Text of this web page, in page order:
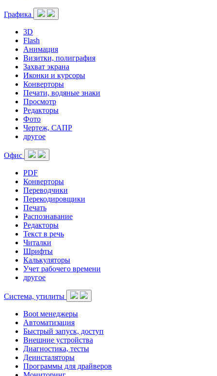
Графика
3D
Flash
Анимация
Визитки, полиграфия
Захват экрана
Иконки и курсоры
Конверторы
Печати, водяные знаки
Просмотр
Редакторы
Фото
Чертеж, САПР
другое
Офис
PDF
Конверторы
Переводчики
Перекодировщики
Печать
Распознавание
Редакторы
Текст в речь
Читалки
Шрифты
Калькуляторы
Учет рабочего времени
другое
Система, утилиты
Boot менеджеры
Автоматизация
Быстрый запуск, доступ
Внешние устройства
Диагностика, тесты
Деинсталяторы
Программы для драйверов